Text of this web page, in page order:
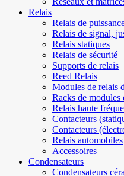
Relais
Relais de
Relais de signal,
Relais statiques
Relais de sécurité
Supports de relais
Reed Relais
Modules de relais
Racks de modules
Relais haute
Contacteurs
Contacteurs
Relais automobiles
Accessoires
Condensateurs
Condensateurs